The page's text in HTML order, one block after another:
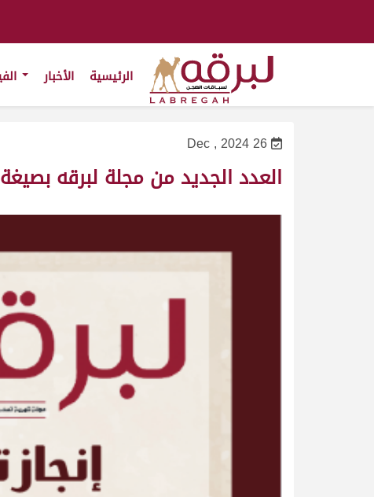
الرئيسية الأخبار
26 Dec , 2024
العدد الجديد من مجلة لبرقه بصيغة PDF على موقعنا